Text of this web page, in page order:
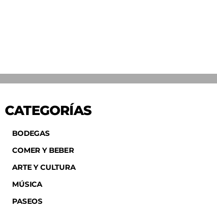
CATEGORÍAS
BODEGAS
COMER Y BEBER
ARTE Y CULTURA
MÚSICA
PASEOS